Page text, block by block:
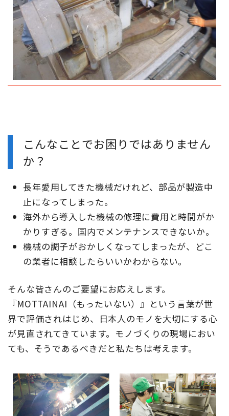
こんなことでお困りではありません
か？
長年愛用してきた機械だけれど、部品が製造中
止になってしまった。
海外から導入した機械の修理に費用と時間がか
かりすぎる。国内でメンテナンスできないか。
機械の調子がおかしくなってしまったが、どこ
の業者に相談したらいいかわからない。
そんな皆さんのご要望にお応えします。
『MOTTAINAI（もったいない）』という言葉が世
界で評価されはじめ、日本人のモノを大切にする心
が見直されてきています。モノづくりの現場におい
ても、そうであるべきだと私たちは考えます。